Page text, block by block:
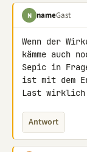
N nameGast
Wenn der
kämme auch
Sepic in
ist mit dem
Last wirklich
Antwort